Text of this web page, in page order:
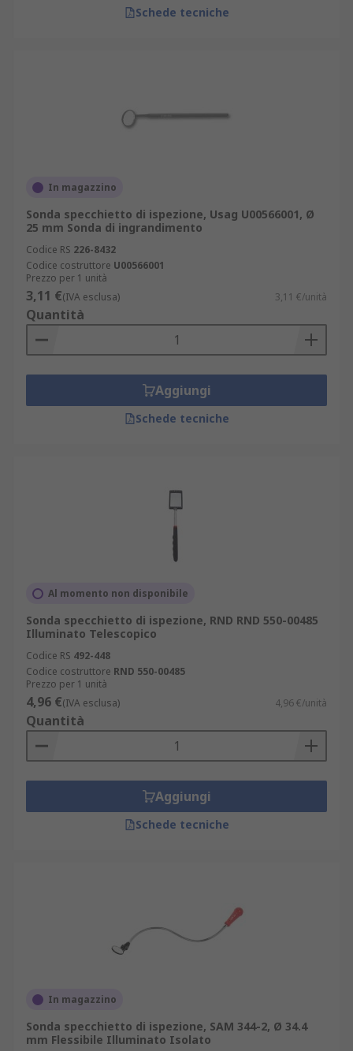
Schede tecniche
In magazzino
Sonda specchietto di ispezione, Usag U00566001, Ø
25 mm Sonda di ingrandimento
Codice RS 226-8432
Codice costruttore U00566001
Prezzo per 1 unità
3,11 €(IVA esclusa) 3,11 €/unità
Quantità
Aggiungi
Schede tecniche
Al momento non disponibile
Sonda specchietto di ispezione, RND RND 550-00485
Illuminato Telescopico
Codice RS 492-448
Codice costruttore RND 550-00485
Prezzo per 1 unità
4,96 €(IVA esclusa) 4,96 €/unità
Quantità
Aggiungi
Schede tecniche
In magazzino
Sonda specchietto di ispezione, SAM 344-2, Ø 34.4
mm Flessibile Illuminato Isolato